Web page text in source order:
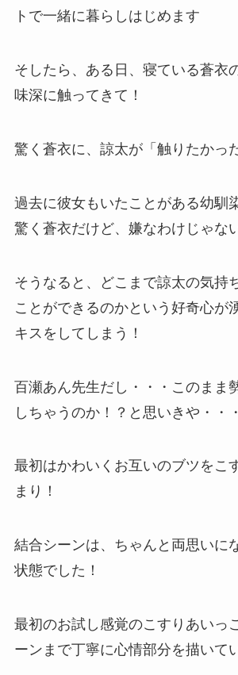
トで一緒に暮らしはじめます
そしたら、ある日、寝ている蒼衣
味深に触ってきて！
驚く蒼衣に、諒太が「触りたかっ
過去に彼女もいたことがある幼馴
驚く蒼衣だけど、嫌なわけじゃな
そうなると、どこまで諒太の気持
ことができるのかという好奇心が
キスをしてしまう！
百瀬あん先生だし・・・このまま
しちゃうのか！？と思いきや・・・
最初はかわいくお互いのブツをこ
まり！
結合シーンは、ちゃんと両思いに
状態でした！
最初のお試し感覚のこすりあいっ
ーンまで丁寧に心情部分を描いて